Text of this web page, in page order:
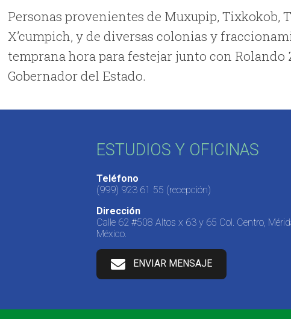
Personas provenientes de Muxupip, Tixkokob,
X’cumpich, y de diversas colonias y
temprana hora para festejar junto con
Gobernador del Estado.
ESTUDIOS Y OFICINAS
Teléfono
(999) 923 61 55 (recepción)
Dirección
Calle 62 #508 Altos x 63 y 65 Col. Centro,
México.
ENVIAR MENSAJE